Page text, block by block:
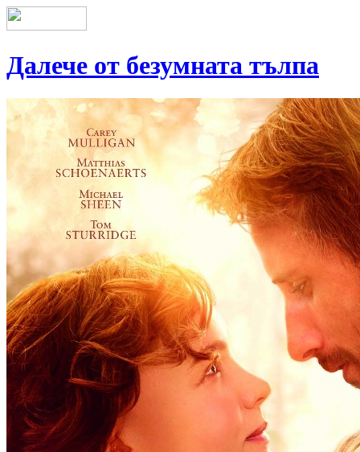
Далече от безумната тълпа